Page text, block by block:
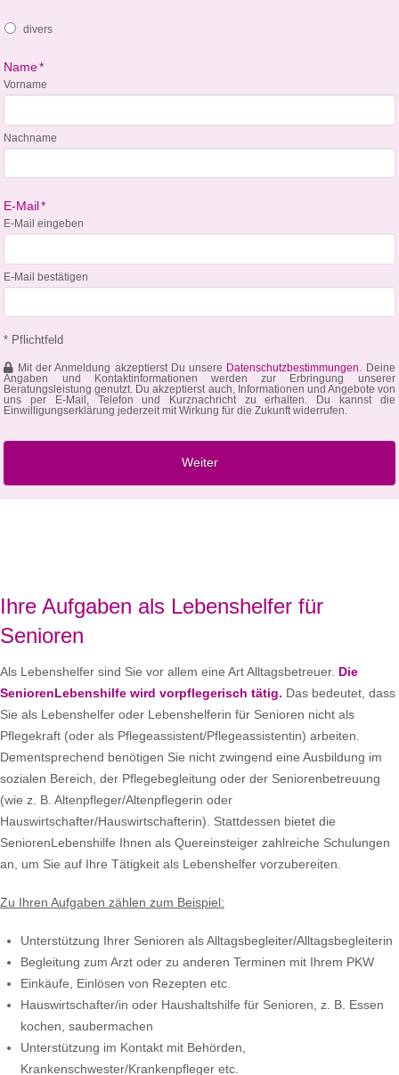
divers
Name*
Vorname
Nachname
E-Mail*
E-Mail eingeben
E-Mail bestätigen
* Pflichtfeld
Mit der Anmeldung akzeptierst Du unsere Datenschutzbestimmungen. Deine
Angaben und Kontaktinformationen werden zur Erbringung unserer
Beratungsleistung genutzt. Du akzeptierst auch, Informationen und Angebote von
uns per E-Mail, Telefon und Kurznachricht zu erhalten. Du kannst die
Einwilligungserklärung jederzeit mit Wirkung für die Zukunft widerrufen.
Ihre Aufgaben als Lebenshelfer für
Senioren
Als Lebenshelfer sind Sie vor allem eine Art Alltagsbetreuer. Die
SeniorenLebenshilfe wird vorpflegerisch tätig. Das bedeutet, dass
Sie als Lebenshelfer oder Lebenshelferin für Senioren nicht als
Pflegekraft (oder als Pflegeassistent/Pflegeassistentin) arbeiten.
Dementsprechend benötigen Sie nicht zwingend eine Ausbildung im
sozialen Bereich, der Pflegebegleitung oder der Seniorenbetreuung
(wie z. B. Altenpfleger/Altenpflegerin oder
Hauswirtschafter/Hauswirtschafterin). Stattdessen bietet die
SeniorenLebenshilfe Ihnen als Quereinsteiger zahlreiche Schulungen
an, um Sie auf Ihre Tätigkeit als Lebenshelfer vorzubereiten.
Zu Ihren Aufgaben zählen zum Beispiel:
Unterstützung Ihrer Senioren als Alltagsbegleiter/Alltagsbegleiterin
Begleitung zum Arzt oder zu anderen Terminen mit Ihrem PKW
Einkäufe, Einlösen von Rezepten etc.
Hauswirtschafter/in oder Haushaltshilfe für Senioren, z. B. Essen
kochen, saubermachen
Unterstützung im Kontakt mit Behörden,
Krankenschwester/Krankenpfleger etc.